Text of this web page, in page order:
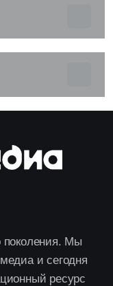
поколения. Мы
и сегодня
ресурс